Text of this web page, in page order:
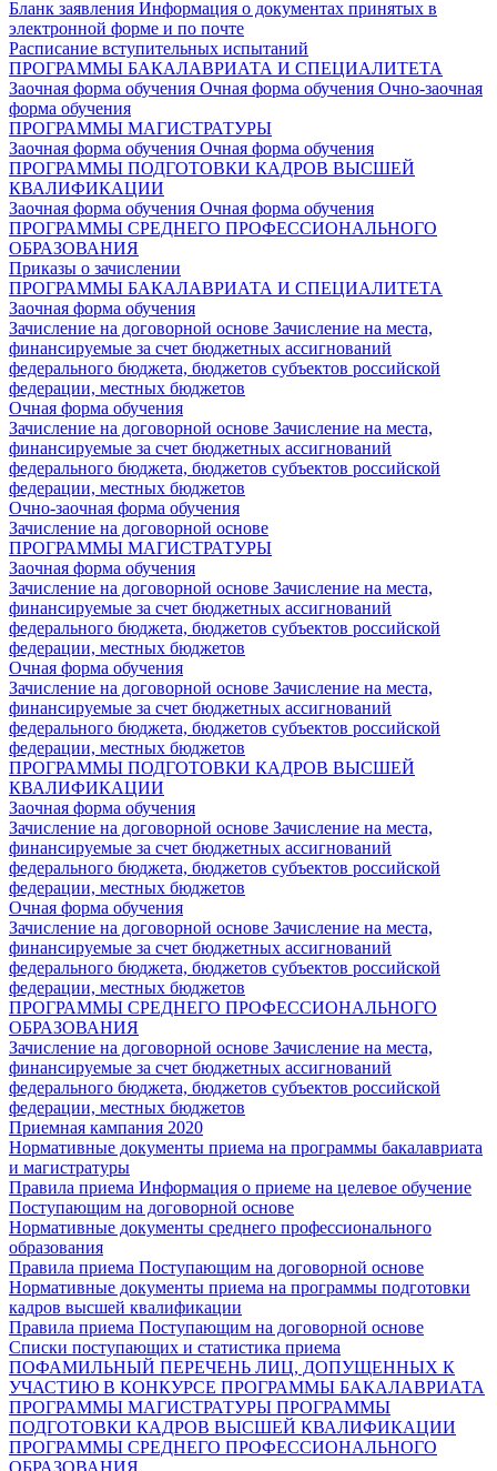
Бланк заявления Информация о документах принятых в
электронной форме и по почте
Расписание вступительных испытаний
ПРОГРАММЫ БАКАЛАВРИАТА И СПЕЦИАЛИТЕТА
Заочная форма обучения Очная форма обучения Очно-заочная
форма обучения
ПРОГРАММЫ МАГИСТРАТУРЫ
Заочная форма обучения Очная форма обучения
ПРОГРАММЫ ПОДГОТОВКИ КАДРОВ ВЫСШЕЙ
КВАЛИФИКАЦИИ
Заочная форма обучения Очная форма обучения
ПРОГРАММЫ СРЕДНЕГО ПРОФЕССИОНАЛЬНОГО
ОБРАЗОВАНИЯ
Приказы о зачислении
ПРОГРАММЫ БАКАЛАВРИАТА И СПЕЦИАЛИТЕТА
Заочная форма обучения
Зачисление на договорной основе Зачисление на места,
финансируемые за счет бюджетных ассигнований
федерального бюджета, бюджетов субъектов российской
федерации, местных бюджетов
Очная форма обучения
Зачисление на договорной основе Зачисление на места,
финансируемые за счет бюджетных ассигнований
федерального бюджета, бюджетов субъектов российской
федерации, местных бюджетов
Очно-заочная форма обучения
Зачисление на договорной основе
ПРОГРАММЫ МАГИСТРАТУРЫ
Заочная форма обучения
Зачисление на договорной основе Зачисление на места,
финансируемые за счет бюджетных ассигнований
федерального бюджета, бюджетов субъектов российской
федерации, местных бюджетов
Очная форма обучения
Зачисление на договорной основе Зачисление на места,
финансируемые за счет бюджетных ассигнований
федерального бюджета, бюджетов субъектов российской
федерации, местных бюджетов
ПРОГРАММЫ ПОДГОТОВКИ КАДРОВ ВЫСШЕЙ
КВАЛИФИКАЦИИ
Заочная форма обучения
Зачисление на договорной основе Зачисление на места,
финансируемые за счет бюджетных ассигнований
федерального бюджета, бюджетов субъектов российской
федерации, местных бюджетов
Очная форма обучения
Зачисление на договорной основе Зачисление на места,
финансируемые за счет бюджетных ассигнований
федерального бюджета, бюджетов субъектов российской
федерации, местных бюджетов
ПРОГРАММЫ СРЕДНЕГО ПРОФЕССИОНАЛЬНОГО
ОБРАЗОВАНИЯ
Зачисление на договорной основе Зачисление на места,
финансируемые за счет бюджетных ассигнований
федерального бюджета, бюджетов субъектов российской
федерации, местных бюджетов
Приемная кампания 2020
Нормативные документы приема на программы бакалавриата
и магистратуры
Правила приема Информация о приеме на целевое обучение
Поступающим на договорной основе
Нормативные документы среднего профессионального
образования
Правила приема Поступающим на договорной основе
Нормативные документы приема на программы подготовки
кадров высшей квалификации
Правила приема Поступающим на договорной основе
Списки поступающих и статистика приема
ПОФАМИЛЬНЫЙ ПЕРЕЧЕНЬ ЛИЦ, ДОПУЩЕННЫХ К
УЧАСТИЮ В КОНКУРСЕ ПРОГРАММЫ БАКАЛАВРИАТА
ПРОГРАММЫ МАГИСТРАТУРЫ ПРОГРАММЫ
ПОДГОТОВКИ КАДРОВ ВЫСШЕЙ КВАЛИФИКАЦИИ
ПРОГРАММЫ СРЕДНЕГО ПРОФЕССИОНАЛЬНОГО
ОБРАЗОВАНИЯ